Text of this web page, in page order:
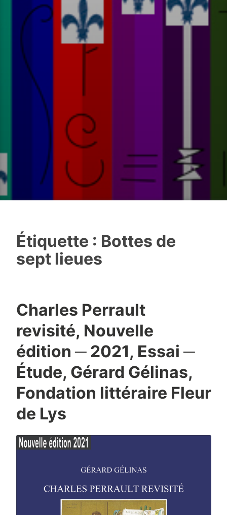
Étiquette : Bottes de
sept lieues
Charles Perrault
revisité, Nouvelle
édition ─ 2021, Essai ─
Étude, Gérard Gélinas,
Fondation littéraire Fleur
de Lys